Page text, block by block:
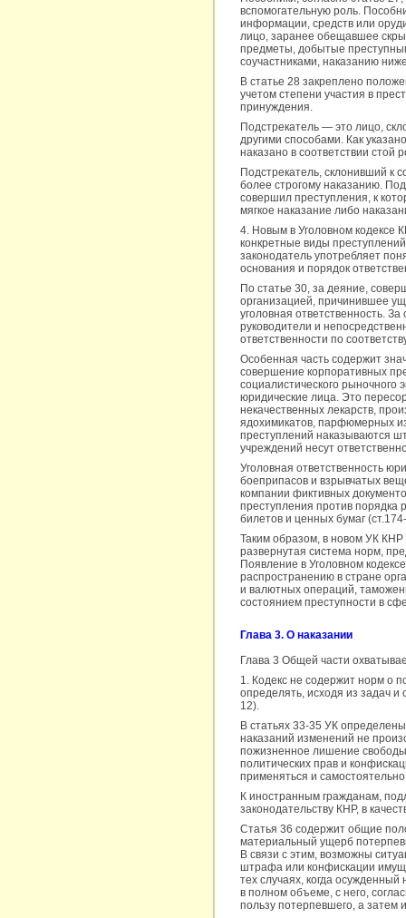
вспомогательную роль.
информации, средств или
лицо, заранее обещавшее
предметы, добытые
соучастниками, наказанию
В статье 28 закреплено
учетом степени участия в
принуждения.
Подстрекатель — это лицо,
другими способами. Как
наказано в соответствии стой
Подстрекатель, склонивший к
более строгому наказанию.
совершил преступления, к
мягкое наказание либо
4. Новым в Уголовном кодексе
конкретные виды
законодатель употребляет
основания и порядок
По статье 30, за деяние,
организацией, причинившее
уголовная ответственность.
руководители и
ответственности по
Особенная часть содержит
совершение корпоративных
социалистического рыночного
юридические лица. Это
некачественных лекарств,
ядохимикатов, парфюмерных
преступлений наказываются
учреждений несут
Уголовная ответственность
боеприпасов и взрывчатых
компании фиктивных
преступления против порядка
билетов и ценных бумаг
Таким образом, в новом УК КНР
развернутая система норм,
Появление в Уголовном
распространению в стране
и валютных операций,
состоянием преступности в
Глава 3. О наказании
Глава 3 Общей части
1. Кодекс не содержит норм о
определять, исходя из задач и
12).
В статьях 33-35 УК
наказаний изменений не
пожизненное лишение
политических прав и
применяться и
К иностранным гражданам,
законодательству КНР, в
Статья 36 содержит общие
материальный ущерб
В связи с этим, возможны
штрафа или конфискации
тех случаях, когда
в полном объеме, с него,
пользу потерпевшего, а затем